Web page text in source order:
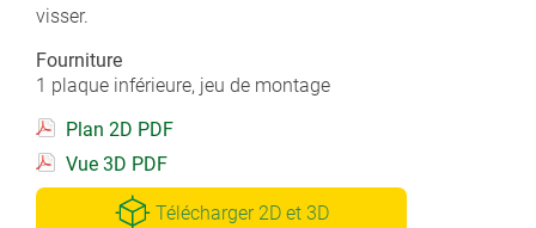
visser.
Fourniture
1 plaque inférieure, jeu de montage
Plan 2D PDF
Vue 3D PDF
Télécharger 2D et 3D